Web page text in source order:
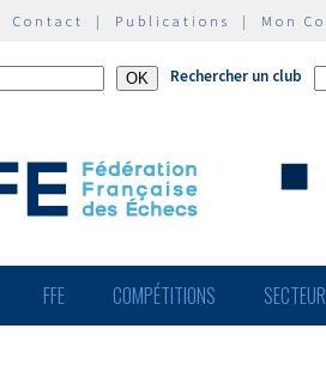
Contact | Publications | Mon
Rechercher un club
FFE COMPÉTITIONS